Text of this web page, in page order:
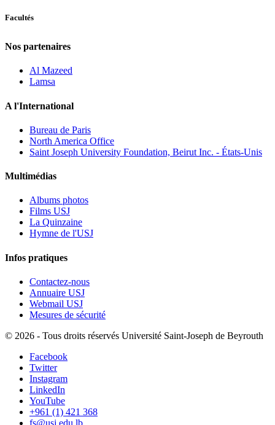
Facultés
Nos partenaires
Al Mazeed
Lamsa
A l'International
Bureau de Paris
North America Office
Saint Joseph University Foundation, Beirut Inc. - États-Unis
Multimédias
Albums photos
Films USJ
La Quinzaine
Hymne de l'USJ
Infos pratiques
Contactez-nous
Annuaire USJ
Webmail USJ
Mesures de sécurité
© 2026 - Tous droits réservés Université Saint-Joseph de Beyrouth
Facebook
Twitter
Instagram
LinkedIn
YouTube
+961 (1) 421 368
fs@usj.edu.lb